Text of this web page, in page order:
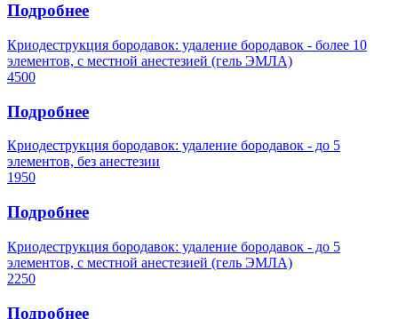
Подробнее
Криодеструкция бородавок: удаление бородавок - более 10
элементов, с местной анестезией (гель ЭМЛА)
4500
Подробнее
Криодеструкция бородавок: удаление бородавок - до 5
элементов, без анестезии
1950
Подробнее
Криодеструкция бородавок: удаление бородавок - до 5
элементов, с местной анестезией (гель ЭМЛА)
2250
Подробнее